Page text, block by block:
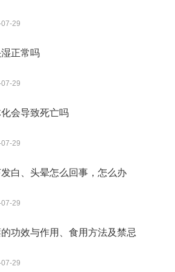
29
正常吗
29
会导致死亡吗
29
白、头晕怎么回事，怎么办
29
功效与作用、食用方法及禁忌
29